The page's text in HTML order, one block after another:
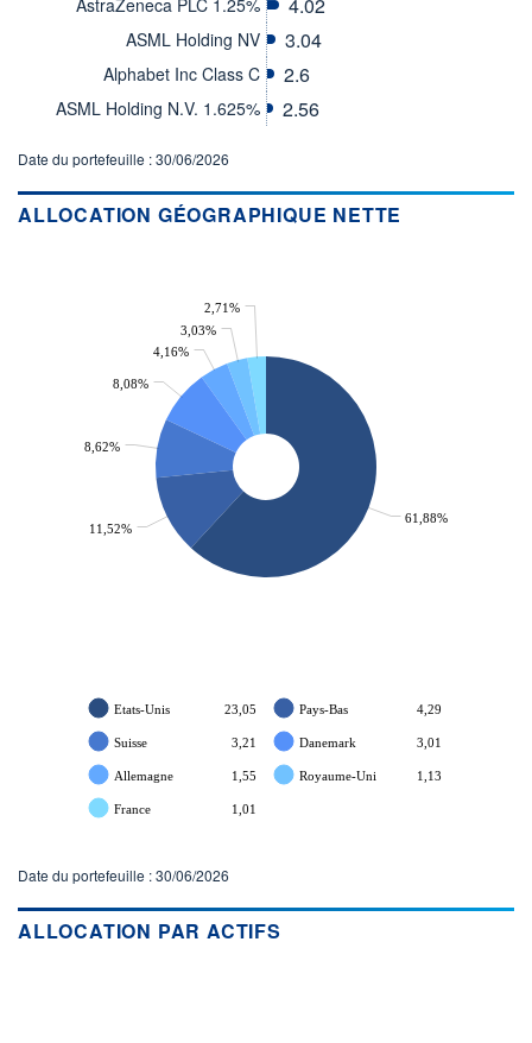
ÉLIGIBILITÉ
PEA-PME BOURSOVIE LUX
Non éligible Boursobank
NOTATION MORNINGSTAR ⁽¹⁾
ASML Holding NV 3.04
Alphabet Inc Class C 2.6
ASML Holding N.V. 1.625% 2.56
Date du portefeuille : 30/06/2026
ALLOCATION GÉOGRAPHIQUE NETTE
61,88%
11,52%
8,62%
8,08%
4,16%
3,03%
2,71%
Etats-Unis 23,05 Pays-Bas 4,29
Suisse 3,21 Danemark 3,01
Allemagne 1,55 Royaume-Uni 1,13
France 1,01
Date du portefeuille : 30/06/2026
ALLOCATION PAR ACTIFS